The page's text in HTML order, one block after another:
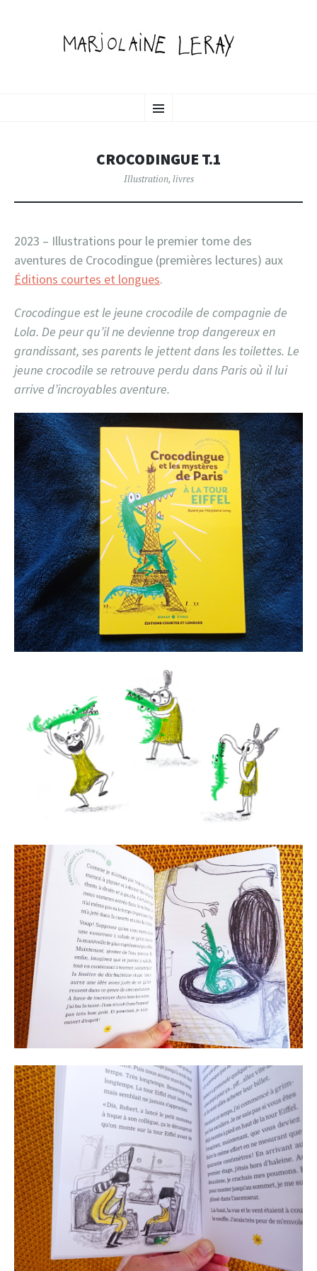
MARJOLAINE LERAY
Menu
AU
CROCODINGUE T.1
Illustration, livres
2023 – Illustrations pour le premier tome des
aventures de Crocodingue (premières lectures) aux
Éditions courtes et longues.
Crocodingue est le jeune crocodile de compagnie de
Lola. De peur qu’il ne devienne trop dangereux en
grandissant, ses parents le jettent dans les toilettes. Le
jeune crocodile se retrouve perdu dans Paris où il lui
arrive d’incroyables aventure.